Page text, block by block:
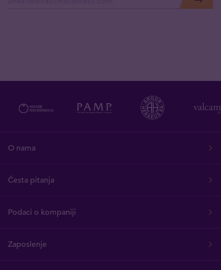
O nama
Česta pitanja
Podaci o kompaniji
Zaposlenje